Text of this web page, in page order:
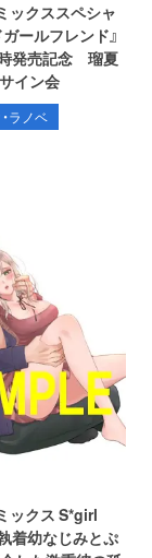
ックススペシャ
ールフレンド』
発売記念 瑠夏
イン会
ラノベ
ックス S*girl
着幼なじみとぷ